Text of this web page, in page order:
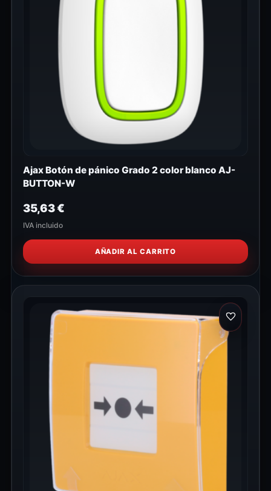
Ajax Botón de pánico Grado 2 color blanco AJ-
BUTTON-W
35,63€
IVA incluido
AÑADIR AL CARRITO